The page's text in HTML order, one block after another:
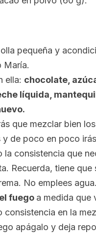
pequeña y
María.
ella: chocolate,
líquida,
que mezclar bien los
y de poco en poco irás
la consistencia que
Recuerda, tiene que
No emplees agua.
fuego a medida que
consistencia en la
apágalo y deja